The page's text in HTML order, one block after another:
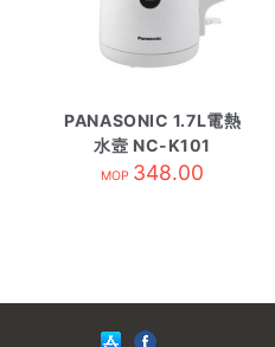
PANASONIC 1.7L電熱
水壼 NC-K101
MOP 348.00